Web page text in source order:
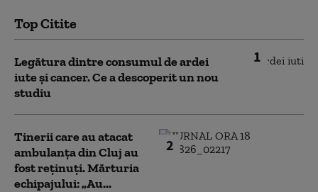
Top Citite
1
Legătura dintre consumul de ardei
iute și cancer. Ce a descoperit un nou
studiu
2
Tinerii care au atacat
ambulanța din Cluj au
fost reținuți. Mărturia
echipajului: „Au...